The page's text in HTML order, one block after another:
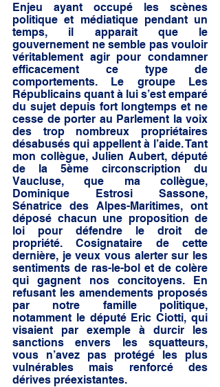
Enjeu ayant occupé les scènes
politique et médiatique pendant un
temps, il apparait que le
gouvernement ne semble pas vouloir
véritablement agir pour condamner
efficacement ce type de
comportements. Le groupe Les
Républicains quant à lui s’est emparé
du sujet depuis fort longtemps et ne
cesse de porter au Parlement la voix
des trop nombreux propriétaires
désabusés qui appellent à l’aide. Tant
mon collègue, Julien Aubert, député
de la 5ème circonscription du
Vaucluse, que ma collègue,
Dominique Estrosi Sassone,
Sénatrice des Alpes-Maritimes, ont
déposé chacun une proposition de
loi pour défendre le droit de
propriété. Cosignataire de cette
dernière, je veux vous alerter sur les
sentiments de ras-le-bol et de colère
qui gagnent nos concitoyens. En
refusant les amendements proposés
par notre famille politique,
notamment le député Eric Ciotti, qui
visaient par exemple à durcir les
sanctions envers les squatteurs,
vous n’avez pas protégé les plus
vulnérables mais renforcé des
dérives préexistantes.